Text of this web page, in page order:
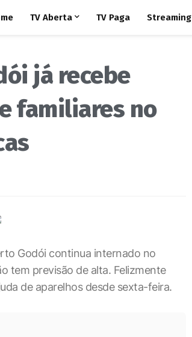
TV Aberta TV Paga Streaming
já recebe
familiares no
Godói continua internado no
tem previsão de alta. Felizmente
de aparelhos desde sexta-feira.